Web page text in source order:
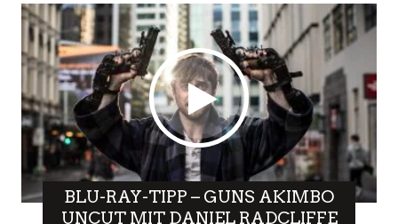
BLU-RAY-TIPP – GUNS AKIMBO
UNCUT MIT DANIEL RADCLIFFE